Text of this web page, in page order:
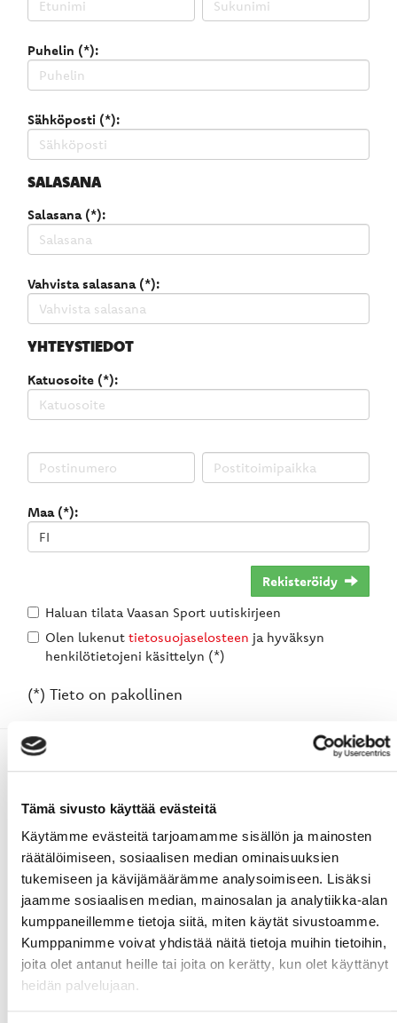
Tämä sivusto käyttää evästeitä
Käytämme evästeitä tarjoamamme sisällön ja mainosten
räätälöimiseen, sosiaalisen median ominaisuuksien
tukemiseen ja kävijämäärämme analysoimiseen. Lisäksi
jaamme sosiaalisen median, mainosalan ja analytiikka-alan
kumppaneillemme tietoja siitä, miten käytät sivustoamme.
Kumppanimme voivat yhdistää näitä tietoja muihin tietoihin,
joita olet antanut heille tai joita on kerätty, kun olet käyttänyt
heidän palvelujaan.
Puhelin (*):
Sähköposti (*):
SALASANA
Salasana (*):
Vahvista salasana (*):
YHTEYSTIEDOT
Katuosoite (*):
Maa (*):
Rekisteröidy
Haluan tilata Vaasan Sport uutiskirjeen
Olen lukenut tietosuojaselosteen ja hyväksyn
henkilötietojeni käsittelyn (*)
(*) Tieto on pakollinen